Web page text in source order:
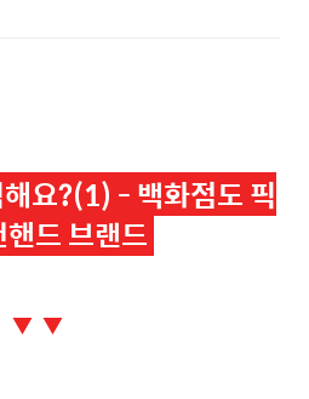
요?(1) - 백화점도 픽
드 브랜드
▼ ▼